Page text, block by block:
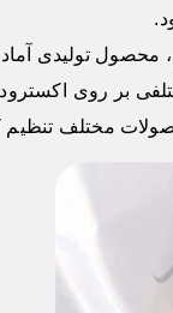
تولیدی
بر روی
مختلف تنظیم